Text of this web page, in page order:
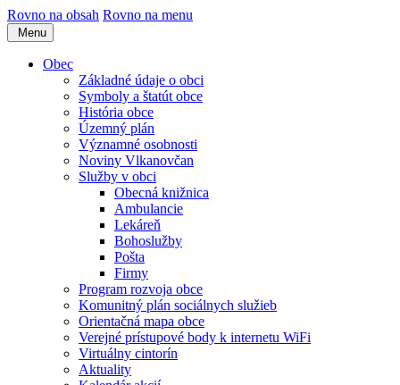
Rovno na obsah Rovno na menu
Menu
Obec
Základné údaje o obci
Symboly a štatút obce
História obce
Územný plán
Významné osobnosti
Noviny Vlkanovčan
Služby v obci
Obecná knižnica
Ambulancie
Lekáreň
Bohoslužby
Pošta
Firmy
Program rozvoja obce
Komunitný plán sociálnych služieb
Orientačná mapa obce
Verejné prístupové body k internetu WiFi
Virtuálny cintorín
Aktuality